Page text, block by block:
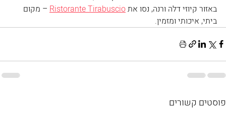
באזור קיוזי דלה ורנה, נסו את Ristorante Tirabuscio – מקום
ביתי, איכותי ומזמין.
פוסטים קשורים